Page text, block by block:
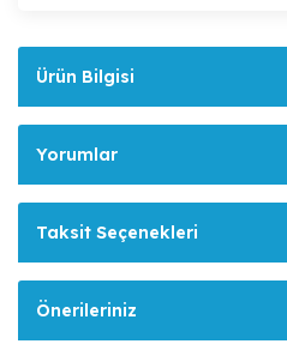
Ürün Bilgisi
Yorumlar
Taksit Seçenekleri
Önerileriniz